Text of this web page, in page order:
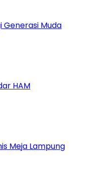
Generasi Muda
HAM
Meja Lampung